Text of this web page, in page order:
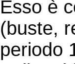
Esso è
(buste,
periodo